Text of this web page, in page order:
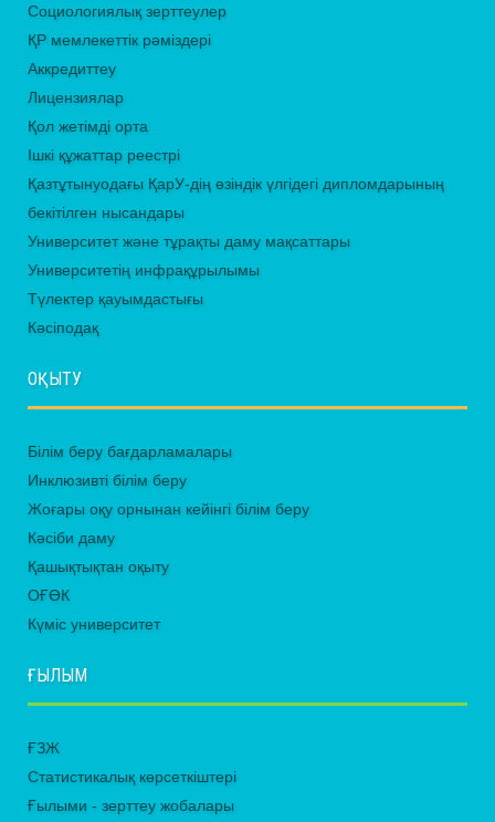
Социологиялық зерттеулер
ҚР мемлекеттік рәміздері
Аккредиттеу
Лицензиялар
Қол жетімді орта
Ішкі құжаттар реестрі
Қазтұтынуодағы ҚарУ-дің өзіндік үлгідегі дипломдарының
бекітілген нысандары
Университет және тұрақты даму мақсаттары
Университетің инфрақұрылымы
Түлектер қауымдастығы
Кәсіподақ
ОҚЫТУ
Білім беру бағдарламалары
Инклюзивті білім беру
Жоғары оқу орнынан кейінгі білім беру
Кәсіби даму
Қашықтықтан оқыту
ОҒӨК
Күміс университет
ҒЫЛЫМ
ҒЗЖ
Статистикалық көрсеткіштері
Ғылыми - зерттеу жобалары